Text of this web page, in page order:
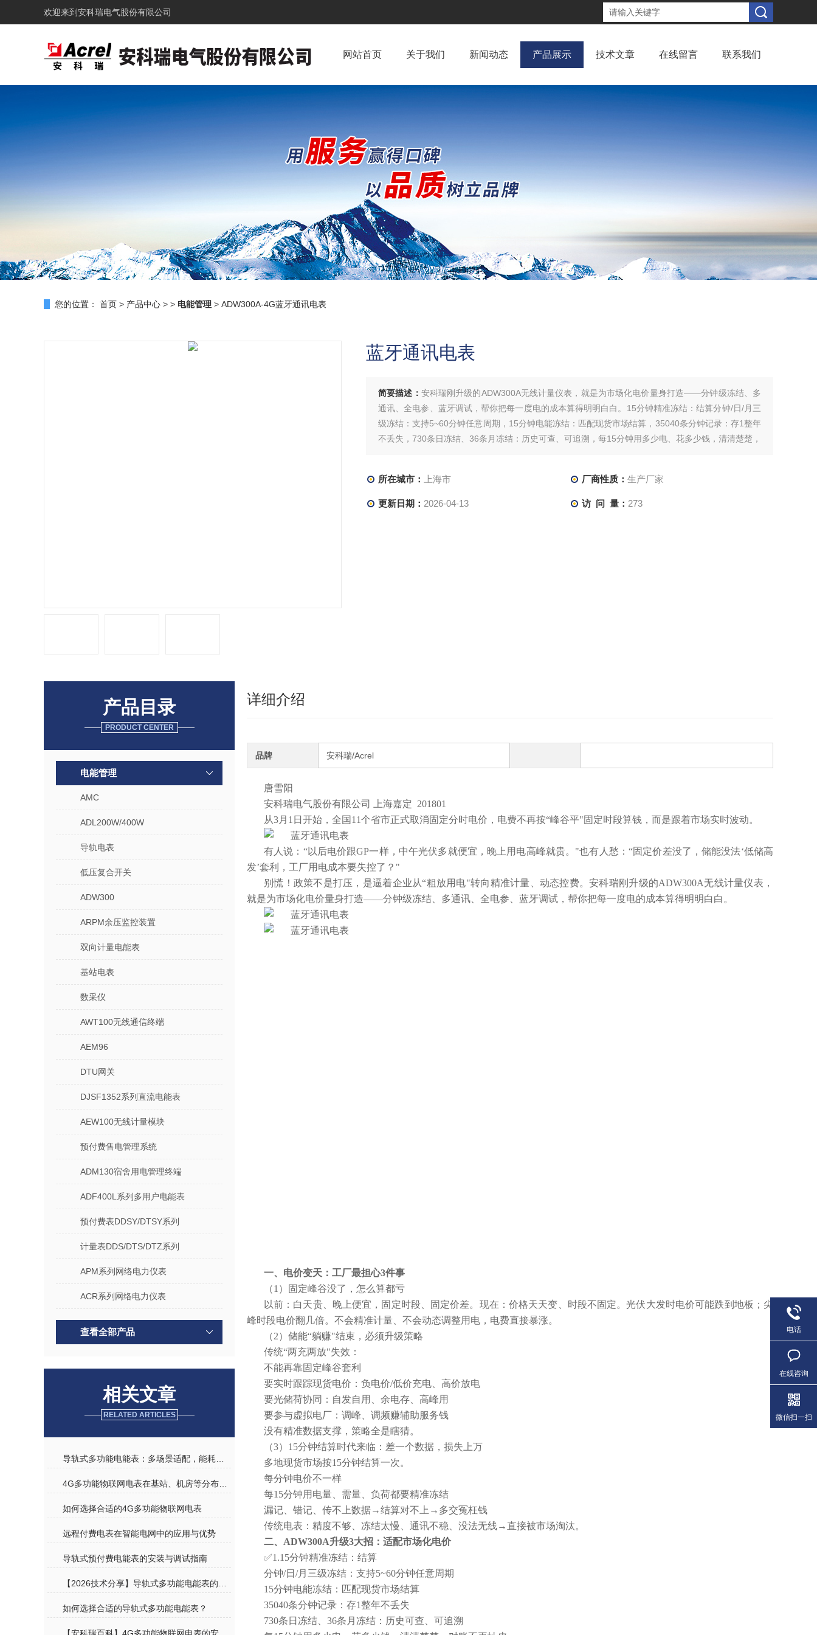
欢迎来到 安科瑞电气股份有限公司
网站首页 关于我们 新闻动态 产品展示 技术文章 在线留言 联系我们
您的位置： 首页 > 产品中心 > > 电能管理 > ADW300A-4G蓝牙通讯电表
蓝牙通讯电表
简要描述： 安科瑞刚升级的ADW300A无线计量仪表，就是为市场化电价量身打造——分钟级冻结、多
通讯、全电参、蓝牙调试，帮你把每一度电的成本算得明明白白。15分钟精准冻结：结算分钟/日/月三
级冻结：支持5~60分钟任意周期，15分钟电能冻结：匹配现货市场结算，35040条分钟记录：存1整年
不丢失，730条日冻结、36条月冻结：历史可查、可追溯，每15分钟用多少电、花多少钱，清清楚楚，
所在城市： 上海市 厂商性质： 生产厂家
更新日期： 2026-04-13 访 问 量： 273
产品目录
PRODUCT CENTER
电能管理
AMC
ADL200W/400W
导轨电表
低压复合开关
ADW300
ARPM余压监控装置
双向计量电能表
基站电表
数采仪
AWT100无线通信终端
AEM96
DTU网关
DJSF1352系列直流电能表
AEW100无线计量模块
预付费售电管理系统
ADM130宿舍用电管理终端
ADF400L系列多用户电能表
预付费表DDSY/DTSY系列
计量表DDS/DTS/DTZ系列
APM系列网络电力仪表
ACR系列网络电力仪表
查看全部产品
相关文章
RELATED ARTICLES
如何选择合适的4G多功能物联网电表
远程付费电表在智能电网中的应用与优势
导轨式预付费电能表的安装与调试指南
如何选择合适的导轨式多功能电能表？
详细介绍
品牌 安科瑞/Acrel
唐雪阳
安科瑞电气股份有限公司 上海嘉定 201801
从3月1日开始，全国11个省市正式取消固定分时电价，电费不再按“峰谷平"固定时段算钱，而是跟着市场实时波动。
有人说：“以后电价跟GP一样，中午光伏多就便宜，晚上用电高峰就贵。"也有人愁：“固定价差没了，储能没法‘低储高
发’套利，工厂用电成本要失控了？"
别慌！政策不是打压，是逼着企业从“粗放用电"转向精准计量、动态控费。安科瑞刚升级的ADW300A无线计量仪表，
就是为市场化电价量身打造——分钟级冻结、多通讯、全电参、蓝牙调试，帮你把每一度电的成本算得明明白白。
一、电价变天：工厂最担心3件事
（1）固定峰谷没了，怎么算都亏
以前：白天贵、晚上便宜，固定时段、固定价差。现在：价格天天变、时段不固定。光伏大发时电价可能跌到地板；尖
峰时段电价翻几倍。不会精准计量、不会动态调整用电，电费直接暴涨。
（2）储能“躺赚"结束，必须升级策略
传统“两充两放"失效：
不能再靠固定峰谷套利
要实时跟踪现货电价：负电价/低价充电、高价放电
要光储荷协同：自发自用、余电存、高峰用
要参与虚拟电厂：调峰、调频赚辅助服务钱
没有精准数据支撑，策略全是瞎猜。
（3）15分钟结算时代来临：差一个数据，损失上万
多地现货市场按15分钟结算一次。
每分钟电价不一样
每15分钟用电量、需量、负荷都要精准冻结
漏记、错记、传不上数据→结算对不上→多交冤枉钱
传统电表：精度不够、冻结太慢、通讯不稳、没法无线→直接被市场淘汰。
二、ADW300A升级3大招：适配市场化电价
✅1.15分钟精准冻结：结算
分钟/日/月三级冻结：支持5~60分钟任意周期
15分钟电能冻结：匹配现货市场结算
35040条分钟记录：存1整年不丢失
730条日冻结、36条月冻结：历史可查、可追溯
电话
在线咨询
微信扫一扫